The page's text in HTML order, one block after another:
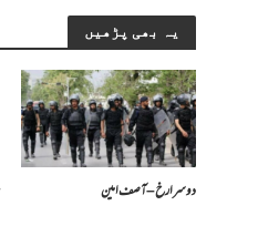
یہ بھی پڑھیں
دوسرا رخ – آصف امین